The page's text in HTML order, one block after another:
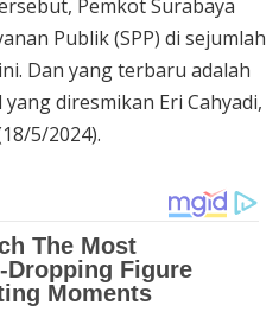
Pemkot Surabaya
Publik (SPP) di sejumlah
Dan yang terbaru adalah
yang diresmikan Eri Cahyadi,
5/2024).